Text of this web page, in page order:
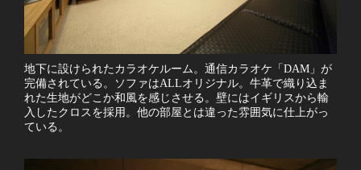
地下に設けられたカラオケルーム。通信カラオケ「DAM」が
完備されている。ソファはALLオリジナル。牛革で織り込ま
れた生地がどこか和風を感じさせる。壁にはイギリスから輸
入したクロスを採用。他の部屋とは違った雰囲気に仕上がっ
ている。